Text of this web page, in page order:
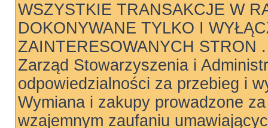
WSZYSTKIE TRANSAKCJE W
DOKONYWANE TYLKO I
ZAINTERESOWANYCH STRON .
Zarząd Stowarzyszenia i
odpowiedzialności za przebieg i
Wymiana i zakupy prowadzone
wzajemnym zaufaniu